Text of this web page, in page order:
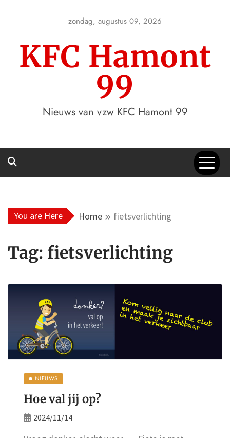
zondag, augustus 09, 2026
KFC Hamont
99
Nieuws van vzw KFC Hamont 99
You are Here Home fietsverlichting
Tag: fietsverlichting
NIEUWS
Hoe val jij op?
2024/11/14